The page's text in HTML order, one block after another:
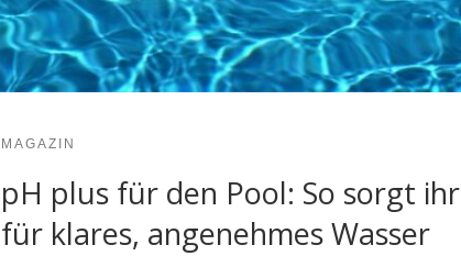
MAGAZIN
pH plus für den Pool: So sorgt ihr
für klares, angenehmes Wasser